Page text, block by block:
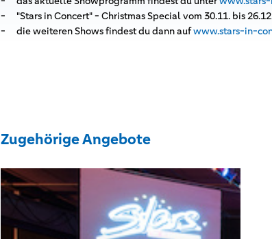
"Stars in Concert" - Christmas Special vom 30.11. bis
die weiteren Shows findest du dann aufwww.stars-in-
Zugehörige Angebote